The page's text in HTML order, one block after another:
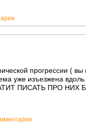
прогрессии (
уже изъезжена
ПИСАТЬ ПРО